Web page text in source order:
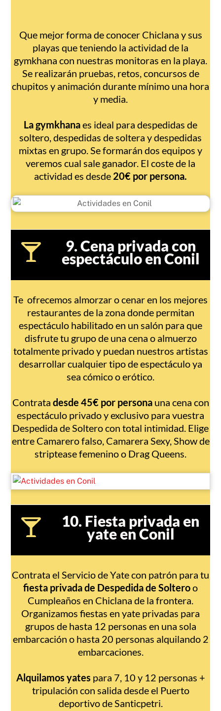
Que mejor forma de conocer Chiclana y sus
playas que teniendo la actividad de la
gymkhana con nuestras monitoras en la playa.
Se realizarán pruebas, retos, concursos de
chupitos y animación durante mínimo una hora
y media.
La gymkhanaes ideal para despedidas de
soltero, despedidas de soltera y despedidas
mixtas en grupo. Se formarán dos equipos y
veremos cual sale ganador. El coste de la
actividad es desde 20€ por persona.
9. Cena privada con
espectáculo en Conil
Te ofrecemos almorzar o cenar en los mejores
restaurantes de la zona donde permitan
espectáculo habilitado en un salón para que
disfrute tu grupo de una cena o almuerzo
totalmente privado y puedan nuestros artistas
desarrollar cualquier tipo de espectáculo ya
sea cómico o erótico.
Contrata desde 45€ por personauna cena con
espectáculo privado y exclusivo para vuestra
Despedida de Soltero con total intimidad. Elige
entre Camarero falso, Camarera Sexy, Show de
striptease femenino o Drag Queens.
10. Fiesta privada en
yate en Conil
Contrata el Servicio de Yate con patrón para tu
fiesta privada de Despedida de Solteroo
Cumpleaños en Chiclana de la frontera.
Organizamos fiestas en yate privadas para
grupos de hasta 12 personas en una sola
embarcación o hasta 20 personas alquilando 2
embarcaciones.
Alquilamos yates para 7, 10 y 12 personas +
tripulación con salida desde el Puerto
deportivo de Santicpetri.